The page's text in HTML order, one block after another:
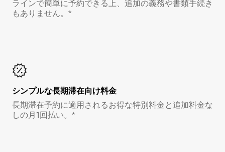
ラインで簡単に予約できる上、追加の義務や書類手続き
もありません。*
シンプルな長期滞在向け料金
長期滞在予約に適用されるお得な特別料金と追加料金な
しの月1回払い。*